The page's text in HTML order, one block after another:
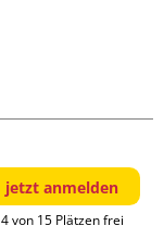
jetzt anmelden
4 von 15 Plätzen frei